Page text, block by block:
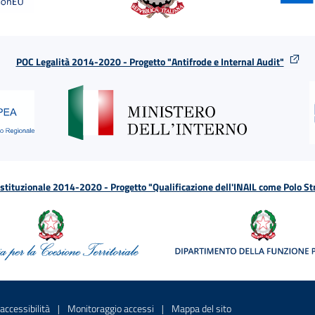
POC Legalità 2014-2020 - Progetto "Antifrode e Internal Audit"
2014-2020 - Progetto "Qualificazione dell'INAIL come Polo
una nuova finestraSito interno - Apre in una nuova finestra
Monitoraggio accessi Sito interno - Apre in una nuova
Mappa del sitoSito interno - Apre